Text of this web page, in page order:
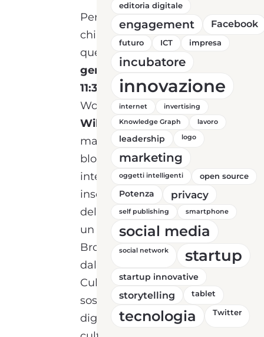
Per approfondire in modo
chiaro e accessibile tutte
queste possibilità,
gennaio 2025 alle ore
11:30
, presso il Broxlab
Workspace,ospiteremo
William Nonnis, uno dei
massimi esperti di
blockchain a livello
internazionale. L’evento si
inserisce nel programma
della
No Code Academy,
un progetto promosso da
Broxlab e co-finanziato
dal Ministero della
Cultura, che mira a
sostenere la transizione
digitale del settore
editoria digitale
engagement Facebook
futuro ICT impresa
incubatore
innovazione
internet
invertising
Knowledge Graph
lavoro
leadership logo
marketing
oggetti intelligenti open source
Potenza privacy
self publishing smartphone
social media
social network startup
startup innovative
storytelling tablet
tecnologia Twitter